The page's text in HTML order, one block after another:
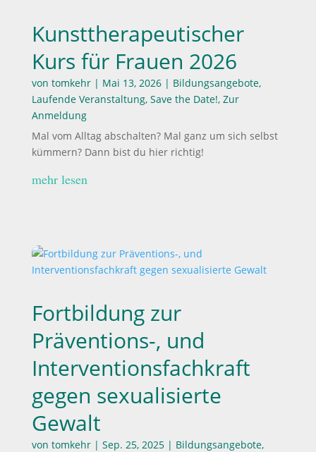
Kunsttherapeutischer
Kurs für Frauen 2026
von tomkehr| Mai 13, 2026| Bildungsangebote,
Laufende Veranstaltung, Save the Date!, Zur
Anmeldung
Mal vom Alltag abschalten? Mal ganz um sich selbst
kümmern? Dann bist du hier richtig!
mehr lesen
Fortbildung zur
Präventions-, und
Interventionsfachkraft
gegen sexualisierte
Gewalt
von tomkehr| Sep. 25, 2025| Bildungsangebote,